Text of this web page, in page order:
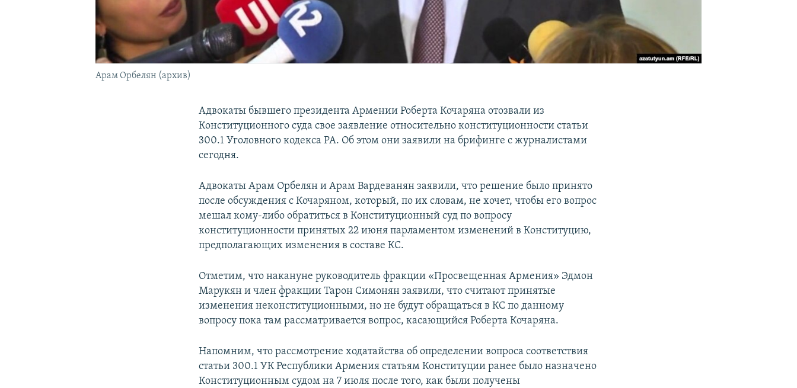
Арам Орбелян (архив)
Адвокаты бывшего президента Армении Роберта Кочаряна отозвали из
Конституционного суда свое заявление относительно конституционности статьи
300.1 Уголовного кодекса РА. Об этом они заявили на брифинге с журналистами
сегодня.
Адвокаты Арам Орбелян и Арам Вардеванян заявили, что решение было принято
после обсуждения с Кочаряном, который, по их словам, не хочет, чтобы его вопрос
мешал кому-либо обратиться в Конституционный суд по вопросу
конституционности принятых 22 июня парламентом изменений в Конституцию,
предполагающих изменения в составе КС.
Отметим, что накануне руководитель фракции «Просвещенная Армения» Эдмон
Марукян и член фракции Тарон Симонян заявили, что считают принятые
изменения неконституционными, но не будут обращаться в КС по данному
вопросу пока там рассматривается вопрос, касающийся Роберта Кочаряна.
Напомним, что рассмотрение ходатайства об определении вопроса соответствия
статьи 300.1 УК Республики Армения статьям Конституции ранее было назначено
Конституционным судом на 7 июля после того, как были получены